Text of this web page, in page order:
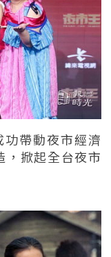
帶動夜市經濟
，掀起全台夜市